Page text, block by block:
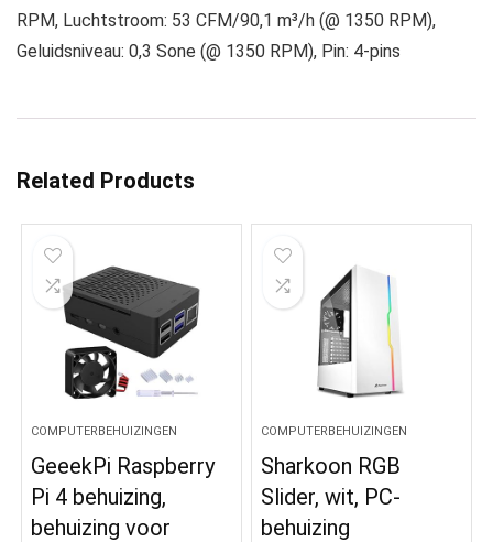
RPM, Luchtstroom: 53 CFM/90,1 m³/h (@ 1350 RPM),
Geluidsniveau: 0,3 Sone (@ 1350 RPM), Pin: 4-pins
Related Products
COMPUTERBEHUIZINGEN
GeeekPi Raspberry
Pi 4 behuizing,
behuizing voor
COMPUTERBEHUIZINGEN
Sharkoon RGB
Slider, wit, PC-
behuizing